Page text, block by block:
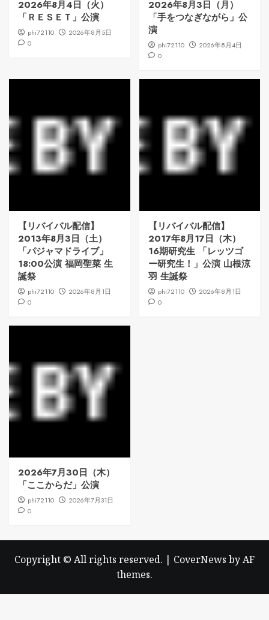
2026年8月4日（火）
「ＲＥＳＥＴ」公演
phi72110
2026年8月5日
0
2026年8月3日（月）
「手をつなぎながら」公
演
phi72110
2026年8月4日
0
【リバイバル配信】
2013年8月3日（土）
「パジャマドライブ」
18:00公演 福岡聖菜 生
誕祭
phi72110
2026年8月1日
0
【リバイバル配信】
2017年8月17日（木）
16期研究生 「レッツゴ
ー研究生！」公演 山根涼
羽 生誕祭
phi72110
2026年8月1日
0
2026年7月30日（木）
「ここからだ」公演
phi72110
2026年7月31日
0
Copyright © All rights reserved. | CoverNews by AF
themes.